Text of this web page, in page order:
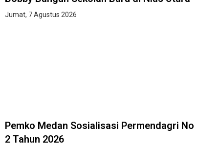
Jumat, 7 Agustus 2026
Pemko Medan Sosialisasi Permendagri No
2 Tahun 2026